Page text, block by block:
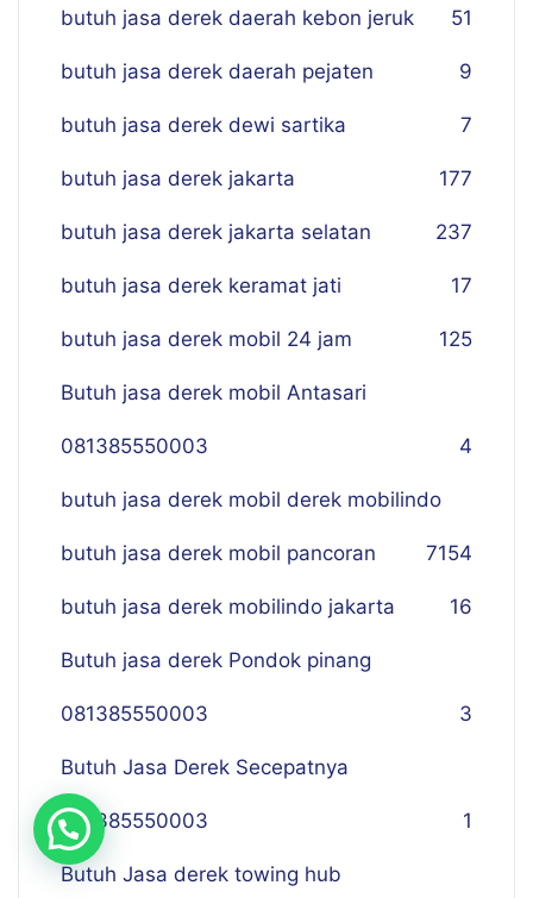
butuh jasa derek daerah kebon jeruk 51
butuh jasa derek daerah pejaten 9
butuh jasa derek dewi sartika 7
butuh jasa derek jakarta 177
butuh jasa derek jakarta selatan 237
butuh jasa derek keramat jati 17
butuh jasa derek mobil 24 jam 125
Butuh jasa derek mobil Antasari
081385550003 4
butuh jasa derek mobil derek mobilindo
154
butuh jasa derek mobil pancoran 7
butuh jasa derek mobilindo jakarta 16
Butuh jasa derek Pondok pinang
081385550003 3
Butuh Jasa Derek Secepatnya
081385550003 1
Butuh Jasa derek towing hub